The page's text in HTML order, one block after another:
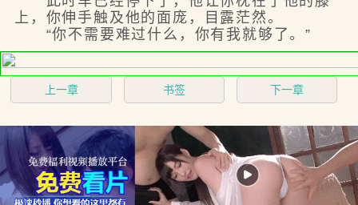
上，你伸手触及他的面庞，目露茫然。
“你不需要难过什么，你有我就够了。”
上一章 书签 下一章